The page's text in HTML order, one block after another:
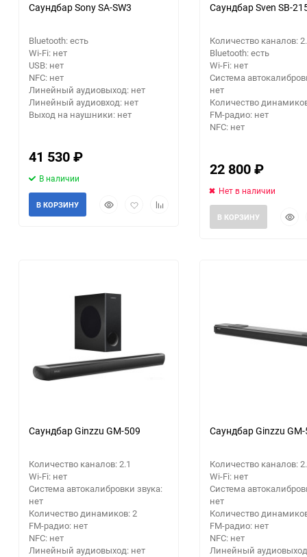
Дровоколы
Грузоподъемное
оборудование
расширительные баки
Вибротехника
Аккумуляторный
инструмент
Саундбар Sony SA-SW3
Bluetooth: есть
Wi-Fi: нет
USB: нет
NFC: нет
Линейный аудиовыход: нет
Линейный аудиовход: нет
Выход на наушники: нет
41 530₽
В наличии
БыстрыйДобавитьДобавить
В КОРЗИНУ
Саундбар Sven SB-
Количество каналов:
Bluetooth: есть
Wi-Fi: нет
Система
нет
Количество
FM-радио: нет
NFC: нет
22 800₽
Нет в наличии
В КОРЗИНУ
еще 4 фото
Саундбар Ginzzu GM-509
Количество каналов: 2.1
Wi-Fi: нет
Система автокалибровки звука:
нет
Количество динамиков: 2
FM-радио: нет
NFC: нет
Линейный аудиовыход: нет
еще 4 фото
Саундбар Ginzzu
Количество каналов:
Wi-Fi: нет
Система
нет
Количество
FM-радио: нет
NFC: нет
Линейный